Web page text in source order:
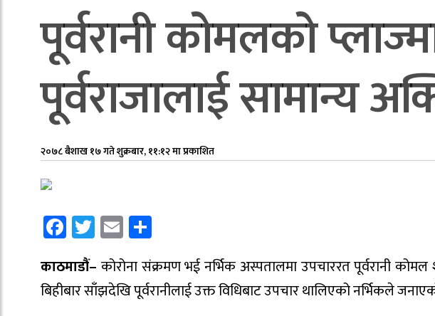
पूर्वरानी कोमलको
पूर्वराजालाई सामान्य
२०७८ बैशाख १७ गते शुक्रबार, ११:१२ मा प्रकाशित
Facebook
Twitter
Email
काठमाडौं– कोरोना संक्रमण भई नर्भिक अस्पतालमा उपचाररत पूर्वरानी
बिहीबार साँझदेखि पूर्वरानीलाई उक्त विधिबाट उपचार थालिएको नर्भिकले